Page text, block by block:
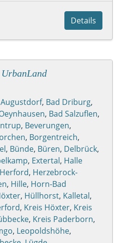
Details
Augustdorf, Bad Driburg,
, Bad Salzuflen,
, Beverungen,
, Borgentreich,
, Bünde, Büren, Delbrück,
, Extertal, Halle
Herford, Herzebrock-
, Hille, Horn-Bad
, Hüllhorst, Kalletal,
, Kreis Höxter, Kreis
, Kreis Paderborn,
, Leopoldshöhe,